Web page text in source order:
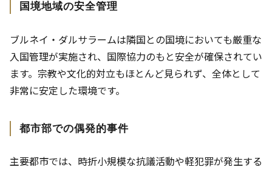
国境地域の安全管理
ブルネイ・ダルサラームは隣国との国境においても厳重な
入国管理が実施され、国際協力のもと安全が確保されてい
ます。宗教や文化的対立もほとんど見られず、全体として
非常に安定した環境です。
都市部での偶発的事件
主要都市では、時折小規模な抗議活動や軽犯罪が発生する